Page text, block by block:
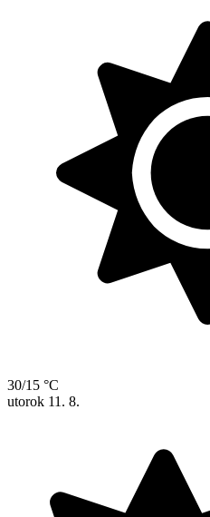
30/15 °C
utorok 11. 8.